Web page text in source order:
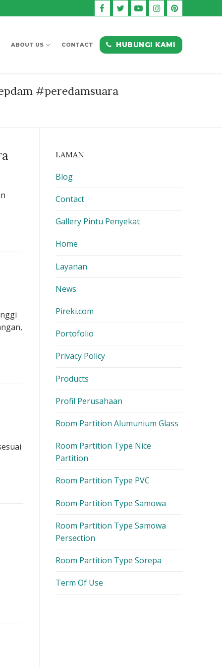
ABOUT US CONTACT HUBUNGI KAMI
#peredamsuara
LAMAN
Blog
Contact
Gallery Pintu Penyekat
Home
Layanan
News
Pireki.com
Portofolio
Privacy Policy
Products
Profil Perusahaan
Room Partition Alumunium Glass
Room Partition Type Nice
Partition
Room Partition Type PVC
Room Partition Type Samowa
Room Partition Type Samowa
Persection
Room Partition Type Sorepa
Term Of Use